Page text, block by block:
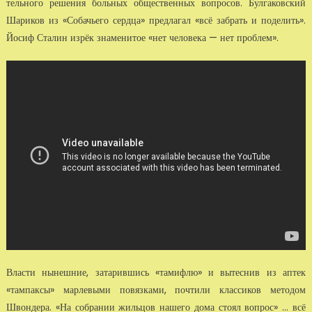
тельного решения больных общественных вопросов. Булгаковский
Ша­риков из «Собачьего сердца» предлагал «всё забрать и поделить».
Йосиф Сталин из­рёк знаменитое «нет человека — нет проблем».
Власти нынешние, затарившись «тамифлю» и вытеснив из аптек
«там­паксы» марлевыми повязками, почтили классиков методом
Швондера. «На собрании жильцов нашего дома стоял вопрос» ... всё